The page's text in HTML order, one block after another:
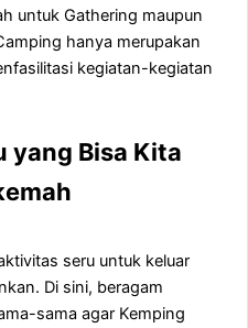
untuk Gathering maupun
hanya merupakan
kegiatan-kegiatan
yang Bisa Kita
seru untuk keluar
Di sini, beragam
sama agar Kemping